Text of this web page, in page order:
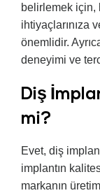
belirlemek için,
ihtiyaçlarınıza
önemlidir.
deneyimi ve
Diş
mi?
Evet, diş
implantın
markanın